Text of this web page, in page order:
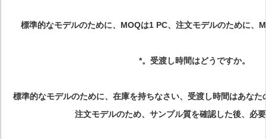
標準的なモデルのために、MOQは1 PC、注文モデルのために、
*。受渡し時間はどうですか。
標準的なモデルのために、在庫を持ちなさい、受渡し時間はあな
注文モデルのため、サンプル質を確認した後、必